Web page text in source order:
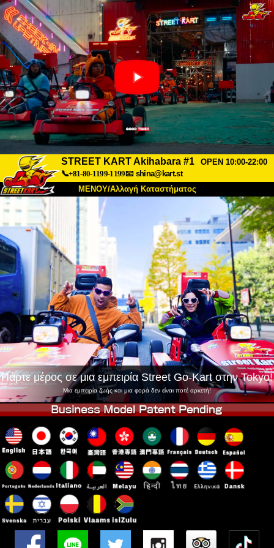
STREET KART Akihabara #1
OPEN 10:00-22:00
📞+81-80-1199-1199📧 shina@kart.st
ΜΕΝΟΥ/Αλλαγή Καταστήματος
Σχετικά Προδιαγραφές Τιμές
Πρόσβαση Αναφορές Συχνές Ερωτήσεις
Εταιρεία Κράτηση
Αλλαγή Καταστήματος
Τόκιο Σινάγαουα #1 Τόκιο Ακίχαμπαρα #1
Τόκιο Ακίχαμπαρα #2 Τόκιο Σιμπούγια
Τόκιο Σιμπούγια Annex Τόκιο Κόλπος
Τόκιο Ασακούσα Οσάκα
Οκινάουα
Πάρτε μέρος σε μια εμπειρία Street Go-Kart στην Tokyo!
Μια εμπειρία ζωής και μια φορά δεν είναι ποτέ αρκετή!